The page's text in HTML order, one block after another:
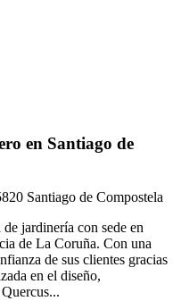
en Santiago de
Santiago de Compostela
jardinería con sede en
de La Coruña. Con una
de sus clientes gracias
en el diseño,